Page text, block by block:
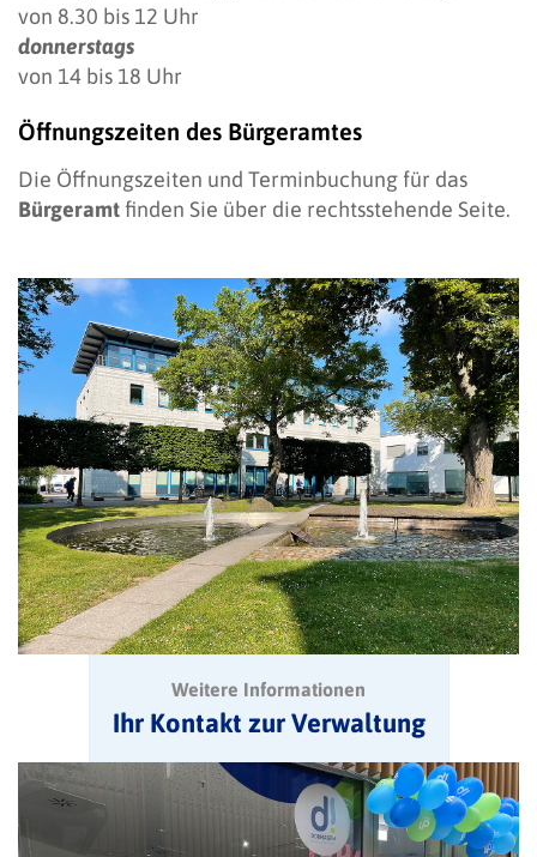
Weitere Informationen
Ihr Kontakt zur Verwaltung
von 8.30 bis 12 Uhr
donnerstags
von 14 bis 18 Uhr
Öffnungszeiten des Bürgeramtes
Die Öffnungszeiten und Terminbuchung für das
Bürgeramt finden Sie über die rechtsstehende Seite.